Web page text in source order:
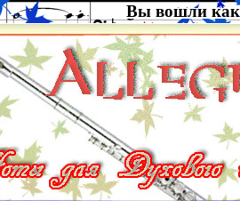
Вы вошли как